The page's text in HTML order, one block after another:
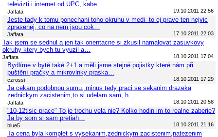
televizti i internet od UPC, kabe…
Jaffata 19.10.2011 22:56
Jeste tady k tomu ponechani toho okruhu v medi- to ej prave ten nejvic
zprasenej, co na nem jsou cok…
Jaffata 17.10.2011 22:03
Tak jsem se sednul a jen tak orientacne si zkusil namalovat zasuvkovy
okruhy ktery bych tu vyuzil a…
Jaffata 18.10.2011 17:04
Bydlíme v bytě také 2+1 a měli jsme stejné pojistky které nám při
puštění pračky a mikrovlnky praska…
czrossi 18.10.2011 17:29
Ja cekam podobnou sumu, minus tedy praci se sekanim drazeka
zednickym zacistenim,to si udelam sam, h…
Jaffata 18.10.2011 20:58
"10-12tisic prace" To je trochu vela nie? Kolko hodin im to realne zaberie?
Ja by som si sam pretiah…
blue5 18.10.2011 21:16
Ta cena byla komplet s vysekanim,zednickym zacistenim,natezenim